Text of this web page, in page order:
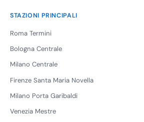
STAZIONI PRINCIPALI
Roma Termini
Bologna Centrale
Milano Centrale
Firenze Santa Maria Novella
Milano Porta Garibaldi
Venezia Mestre